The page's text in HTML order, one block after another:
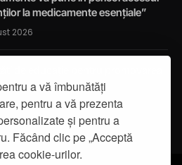
a vă îmbunătăți
pentru a vă prezenta
și pentru a
Făcând clic pe „Acceptă
cookie-urilor.
la medicamente esențiale”
2026
2026